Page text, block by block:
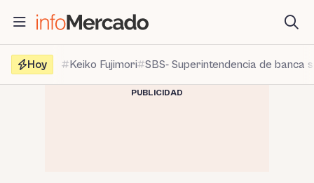
contenido
Hoy
Keiko Fujimori SBS- Superintendencia de banca
PUBLICIDAD